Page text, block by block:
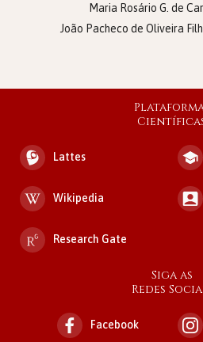
Maria Rosário G. de
João Pacheco de Oliveira
Lattes
Wikipedia
Research Gate
Siga as
Redes
Facebook